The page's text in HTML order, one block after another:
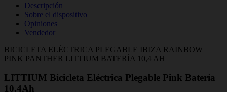
Descripción
Sobre el dispositivo
Opiniones
Vendedor
BICICLETA ELÉCTRICA PLEGABLE IBIZA RAINBOW
PINK PANTHER LITTIUM BATERÍA 10,4 AH
LITTIUM Bicicleta Eléctrica Plegable Pink Batería
10,4Ah